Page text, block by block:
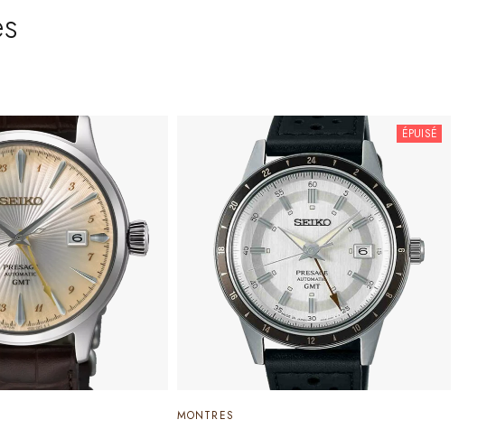
ÉPUISÉ
MONTRES